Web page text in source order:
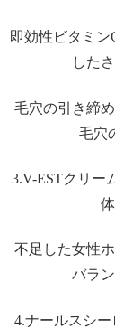
即効性ビタミ
した
毛穴の引き締
毛穴
3.V-ESTクリー
不足した女性
バラ
4.ナールスシ